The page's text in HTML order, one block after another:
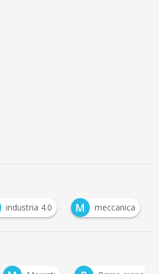
industria 4.0 M meccanica